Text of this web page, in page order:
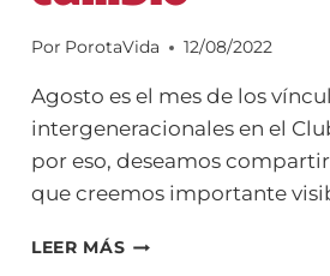
Por PorotaVida 12/08/2022
Agosto es el mes de los
intergeneracionales en el
por eso, deseamos
que creemos importante
LEER MÁS